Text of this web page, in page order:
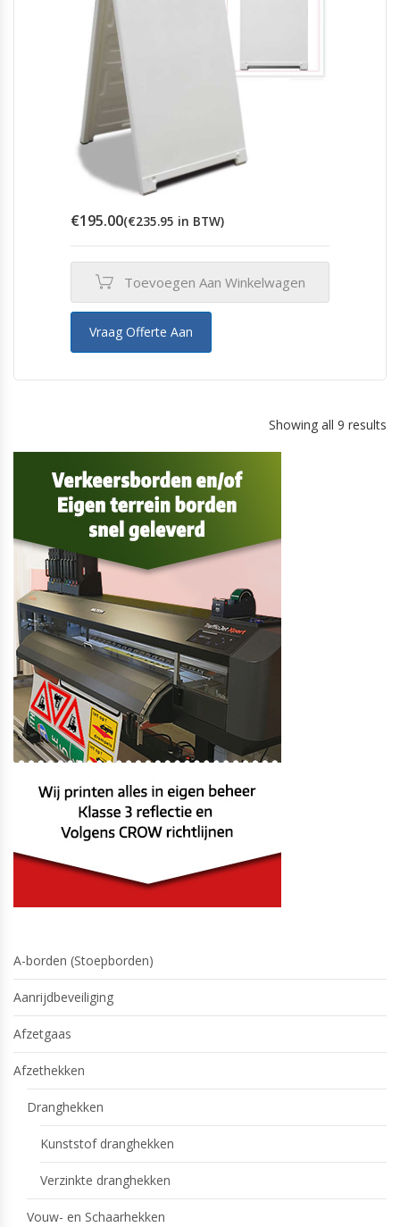
productpagina
€195.00(€235.95 in BTW)
Toevoegen Aan Winkelwagen
Vraag Offerte Aan
Showing all 9 results
A-borden (Stoepborden)
Aanrijdbeveiliging
Afzetgaas
Afzethekken
Dranghekken
Kunststof dranghekken
Verzinkte dranghekken
Vouw- en Schaarhekken